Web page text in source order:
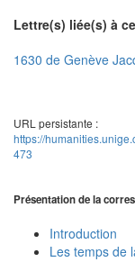
Lettre(s) liée(s) à
1630 de Genève
URL persistante :
https://
473
Présentation de la
Introduction
Les temps de